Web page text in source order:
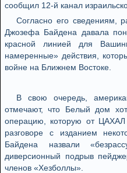
сообщил 12-й канал
Согласно его сведениям,
Джозефа Байдена давала
красной линией для
намеренные» действия,
войне на Ближнем Востоке.
В свою очередь,
отмечают, что Белый дом
операцию, которую от
разговоре с изданием
Байдена назвали
диверсионный подрыв
членов «Хезболлы».